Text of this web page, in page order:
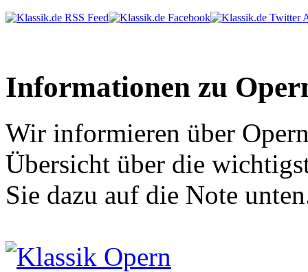
Informationen zu
Wir informieren über
Übersicht über die
Sie dazu auf die Note
Klassik Opern